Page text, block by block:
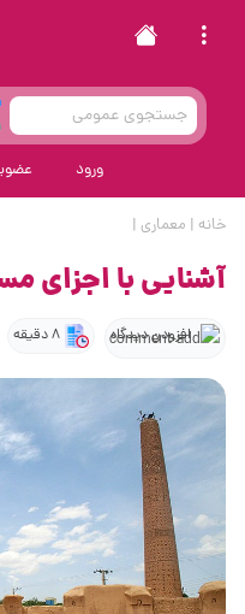
ورود
خانه | معماری |
آشنایی با اجزای
افزودن دیدگاه 8 دقیقه